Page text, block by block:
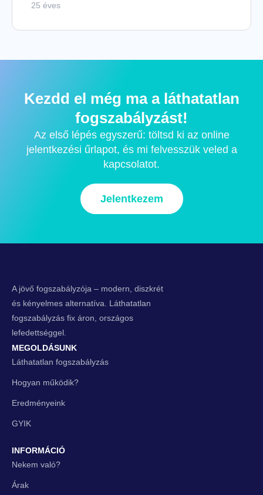
25 éves
Kezdd el még ma a láthatatlan
fogszabályzást!
Az első lépés egyszerű: töltsd ki az online
jelentkezési űrlapot, és mi felvesszük veled a
kapcsolatot.
Jelentkezem
A jövő fogszabályzója – modern, diszkrét
és kényelmes alternatíva. Láthatatlan
fogszabályzás fix áron, országos
lefedettséggel.
MEGOLDÁSUNK
Láthatatlan fogszabályzás
Hogyan működik?
Eredményeink
GYIK
INFORMÁCIÓ
Nekem való?
Árak